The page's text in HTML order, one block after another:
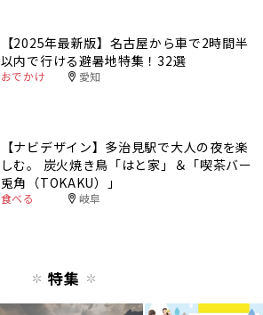
【2025年最新版】名古屋から車で2時間半
以内で行ける避暑地特集！32選
おでかけ 愛知
【ナビデザイン】多治見駅で大人の夜を楽
しむ。 炭火焼き鳥「はと家」＆「喫茶バー
兎角（TOKAKU）」
食べる 岐阜
特集